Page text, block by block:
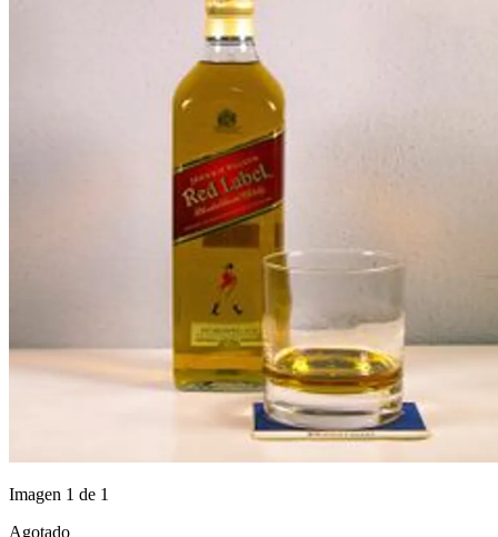
Imagen 1 de 1
Agotado